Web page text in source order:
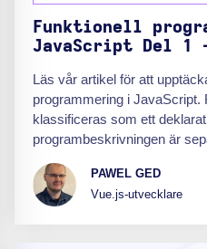
Funktionell
JavaScript Del 1
Läs vår artikel för att
programmering i JavaScript.
klassificeras som ett
programbeskrivningen är
PAWEL GED
Vue.js-utvecklare